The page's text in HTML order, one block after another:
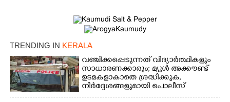
TRENDING IN KERALA
വഞ്ചിക്കപ്പെടുന്നത് വിദ്യാർത്ഥികളും
സാധാരണക്കാരും; മ്യൂൾ അക്കൗണ്ട്
ഉടമകളാകാതെ ശ്രദ്ധിക്കുക,
നിർദ്ദേശങ്ങളുമായി പൊലീസ്